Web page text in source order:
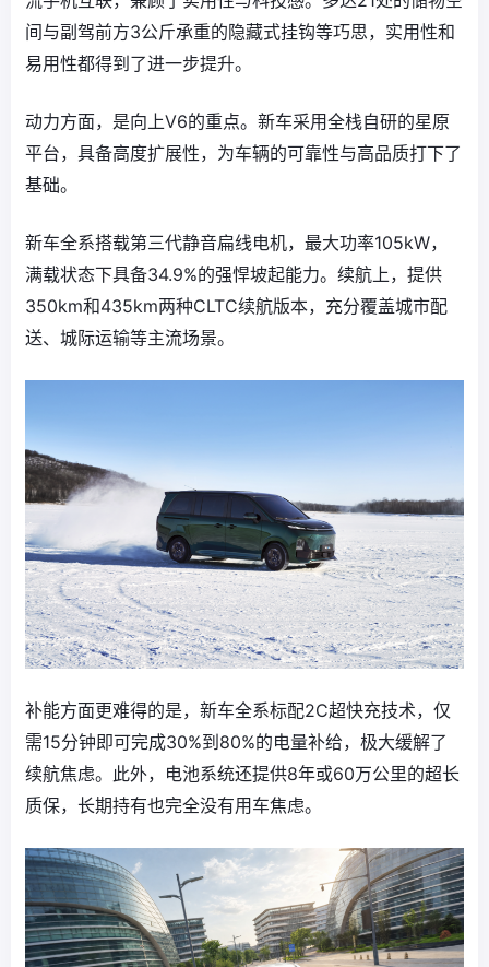
间与副驾前方3公斤承重的隐藏式挂钩等巧思，实用性和
易用性都得到了进一步提升。
动力方面，是向上V6的重点。新车采用全栈自研的星原
平台，具备高度扩展性，为车辆的可靠性与高品质打下了
基础。
新车全系搭载第三代静音扁线电机，最大功率105kW，
满载状态下具备34.9%的强悍坡起能力。续航上，提供
350km和435km两种CLTC续航版本，充分覆盖城市配
送、城际运输等主流场景。
补能方面更难得的是，新车全系标配2C超快充技术，仅
需15分钟即可完成30%到80%的电量补给，极大缓解了
续航焦虑。此外，电池系统还提供8年或60万公里的超长
质保，长期持有也完全没有用车焦虑。